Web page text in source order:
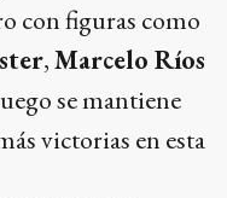
con figuras como
,Marcelo Ríos
se mantiene
victorias en esta